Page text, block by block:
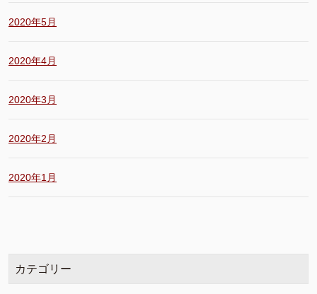
2020年5月
2020年4月
2020年3月
2020年2月
2020年1月
カテゴリー